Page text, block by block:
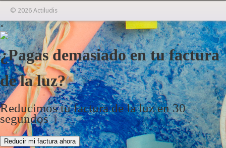
© 2026 Actiludis
×
¿Pagas demasiado en tu factura
de la luz?
Reducimos tu factura de la luz en 30
segundos
Reducir mi factura ahora